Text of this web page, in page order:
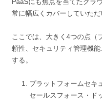
常に幅広くカバーしていただ
ここでは、大きく4つの点（
頼性、セキュリティ管理機
する。
プラットフォームセキ
セールスフォース・ド